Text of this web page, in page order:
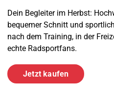
Dein Begleiter im Herbst:
bequemer Schnitt und
nach dem Training, in der
echte Radsportfans.
Jetzt kaufen